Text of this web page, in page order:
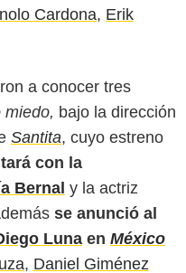
Cardona, Erik
a conocer tres
miedo, bajo la dirección
Santita, cuyo estreno
con la
Bernal y la actriz
se anunció al
Luna en México
, Daniel Giménez